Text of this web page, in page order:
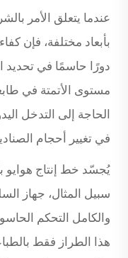
عندما يتعلق الأمر
بأبعاد مختلفة، فإن
دورًا حاسمًا في تحديد
مستوى الأتمتة في
الحاجة إلى التدخل
في تغيير أحجام
يُجسّد خط إنتاج هوايو
والكامل التحكم
هذا الطراز فقط